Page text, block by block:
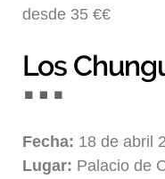
desde 35 €€
Los
Fecha: 18 de abril
Lugar: Palacio de